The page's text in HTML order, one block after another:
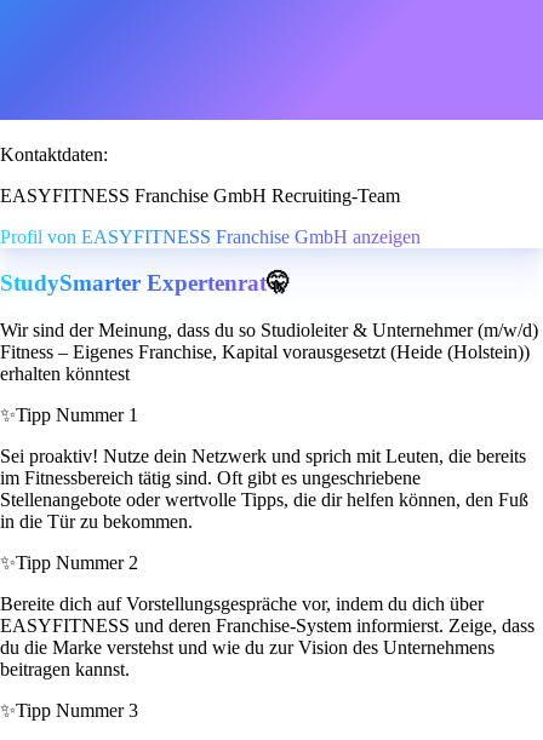
Kontaktdaten:
EASYFITNESS Franchise GmbH Recruiting-Team
Profil von EASYFITNESS Franchise GmbH anzeigen
StudySmarter Expertenrat🤫
Wir sind der Meinung, dass du so Studioleiter & Unternehmer (m/w/d)
Fitness – Eigenes Franchise, Kapital vorausgesetzt (Heide (Holstein))
erhalten könntest
✨Tipp Nummer 1
Sei proaktiv! Nutze dein Netzwerk und sprich mit Leuten, die bereits
im Fitnessbereich tätig sind. Oft gibt es ungeschriebene
Stellenangebote oder wertvolle Tipps, die dir helfen können, den Fuß
in die Tür zu bekommen.
✨Tipp Nummer 2
Bereite dich auf Vorstellungsgespräche vor, indem du dich über
EASYFITNESS und deren Franchise-System informierst. Zeige, dass
du die Marke verstehst und wie du zur Vision des Unternehmens
beitragen kannst.
✨Tipp Nummer 3